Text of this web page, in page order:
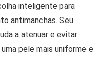
inteligente para
antimanchas. Seu
a atenuar e evitar
pele mais uniforme e